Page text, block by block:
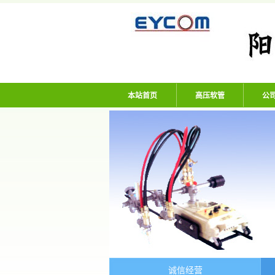
阳谷亿通塑胶有
本站首页 高压软管 公
诚信经营